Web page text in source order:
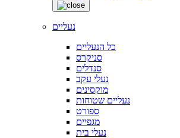
נעליים
כל הנעליים
סניקרס
סנדלים
נעלי עקב
מוקסינים
נעליים שטוחות
ספורט
מגפיים
נעלי בית